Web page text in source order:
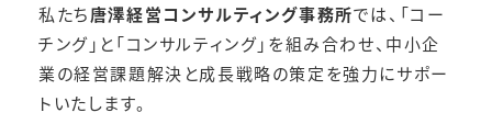
私たち唐澤経営コンサルティング事務所では、「コー
チング」と「コンサルティング」を組み合わせ、中小企
業の経営課題解決と成長戦略の策定を強力にサポー
トいたします。